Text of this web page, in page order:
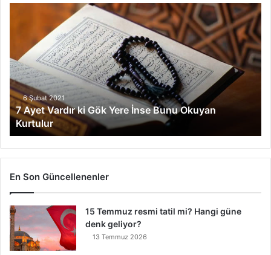
t
V
a
r
d
r
k
i
G
Y
e
r
e
6 Şubat 2021
7 Ayet Vardır ki Gök Yere İnse Bunu Okuyan
Kurtulur
En Son Güncellenenler
15 Temmuz resmi tatil mi? Hangi güne
denk geliyor?
13 Temmuz 2026